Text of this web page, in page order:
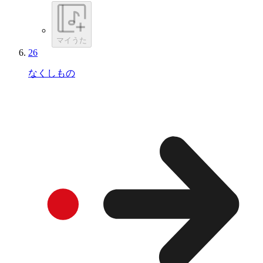
マイうた
26
なくしもの